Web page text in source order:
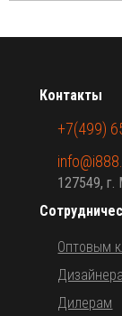
Оптовым
Дилерам
Контакты
+7(499)
127549, г.